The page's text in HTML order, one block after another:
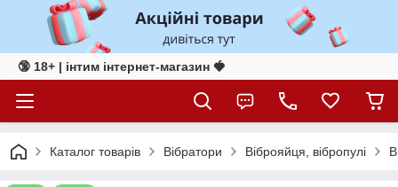
🔞 18+ | інтим інтернет-магазин 🍓
Каталог товарів Вібратори Віброяйця, вібропулі